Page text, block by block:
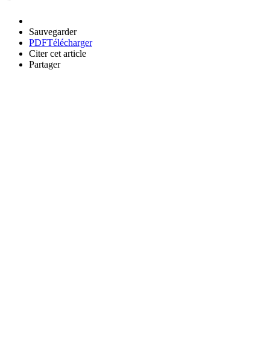
Sauvegarder
PDFTélécharger
Citer cet article
Partager